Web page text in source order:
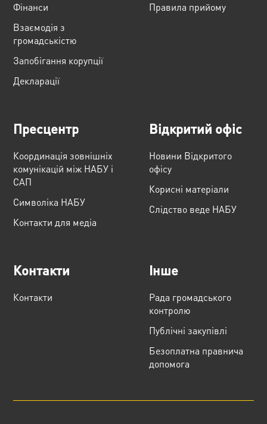
Фінанси
Взаємодія з
громадськістю
Запобігання корупції
Декларації
Правила прийому
Пресцентр
Координація зовнішніх
комунікацій між НАБУ і
САП
Cимволіка НАБУ
Контакти для медіа
Відкритий офіс
Новини Відкритого
офісу
Корисні матеріали
Слідство веде НАБУ
Контакти
Контакти
Інше
Рада громадського
контролю
Публічні закупівлі
Безоплатна правнича
допомога